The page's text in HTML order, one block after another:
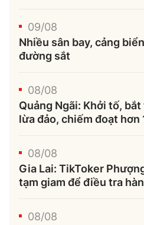
09/08
Nhiều sân bay, cảng
đường sắt
08/08
Quảng Ngãi: Khởi tố,
lừa đảo, chiếm đoạt hơn
08/08
Gia Lai: TikToker
tạm giam để điều tra
08/08